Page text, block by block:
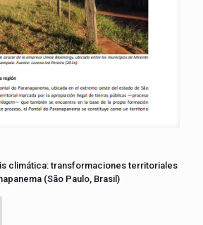
climática: transformaciones territoriales
(São Paulo, Brasil)